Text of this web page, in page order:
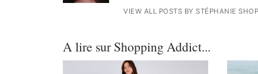
VIEW ALL POSTS BY STÉPHANIE
A lire sur Shopping Addict...